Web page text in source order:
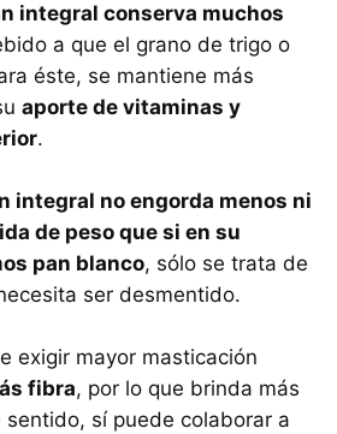
integral conserva muchos
a que el grano de trigo o
éste, se mantiene más
aporte de vitaminas y
.
integral no engorda menos ni
de peso que si en su
pan blanco, sólo se trata de
ser desmentido.
exigir mayor masticación
fibra, por lo que brinda más
sí puede colaborar a